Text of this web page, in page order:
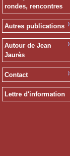
rondes, rencontres
Autres publications
Autour de Jean
Jaurès
Contact
Lettre d'information